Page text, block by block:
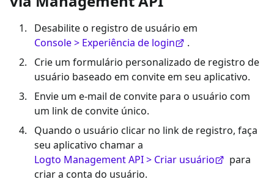
Desabilite o registro de usuário em
Console > Experiência de login
.
Crie um formulário personalizado de registro de
usuário baseado em convite em seu aplicativo.
Envie um e-mail de convite para o usuário com
um link de convite único.
Quando o usuário clicar no link de registro, faça
seu aplicativo chamar a
Logto Management API > Criar usuário
para
criar a conta do usuário.